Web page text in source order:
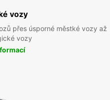
vozy
přes úsporné městké vozy až
vozy